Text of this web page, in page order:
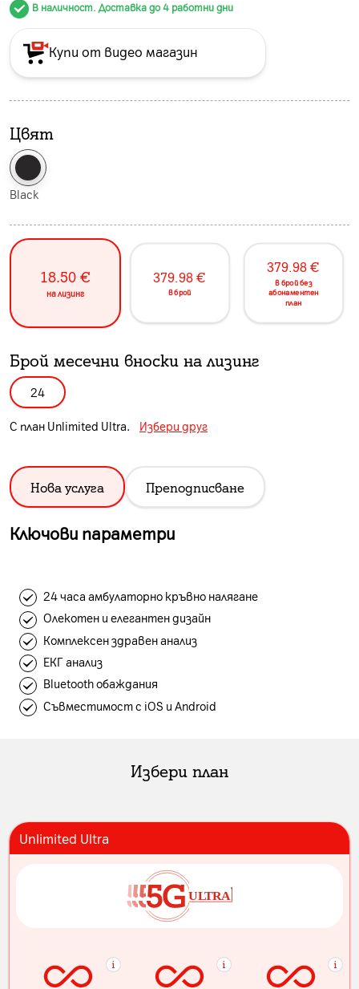
В наличност. Доставка до 4 работни дни
Купи от видео магазин
Цвят
Black
18.50 €
на лизинг
379.98 €
в брой
379.98 €
в брой без
абонаментен
план
Брой месечни вноски на лизинг
24
С план Unlimited Ultra. Избери друг
Нова услуга Преподписване
Ключови параметри
24 часа амбулаторно кръвно налягане
Олекотен и елегантен дизайн
Комплексен здравен анализ
ЕКГ анализ
Bluetooth обаждания
Съвместимост с iOS и Android
Избери план
Unlimited Ultra